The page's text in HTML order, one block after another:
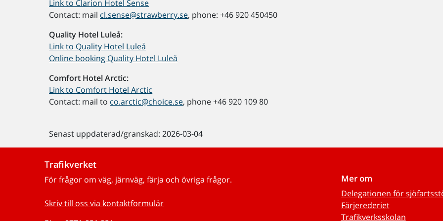
Link to Clarion Hotel Sense
Contact: mail cl.sense@strawberry.se, phone: +46 920 450450
Quality Hotel Luleå:
Link to Quality Hotel Luleå
Online booking Quality Hotel Luleå
Comfort Hotel Arctic:
Link to Comfort Hotel Arctic
Contact: mail to co.arctic@choice.se, phone +46 920 109 80
Senast uppdaterad/granskad: 2026-03-04
Trafikverket
För frågor om väg, järnväg, färja och övriga frågor.
Skriv till oss via kontaktformulär
Mer om
Delegationen för
Färjerederiet
Trafikverksskolan